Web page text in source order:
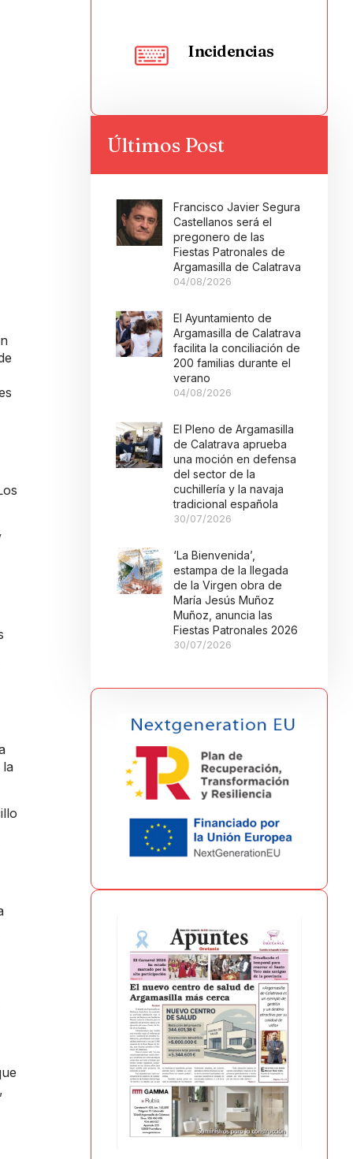
la
Incidencias
Últimos Post
Francisco Javier Segura
Castellanos será el
pregonero de las
Fiestas Patronales de
Argamasilla de Calatrava
04/08/2026
El Ayuntamiento de
Argamasilla de Calatrava
facilita la conciliación de
200 familias durante el
verano
04/08/2026
El Pleno de Argamasilla
de Calatrava aprueba
una moción en defensa
del sector de la
cuchillería y la navaja
tradicional española
30/07/2026
‘La Bienvenida’,
estampa de la llegada
de la Virgen obra de
María Jesús Muñoz
Muñoz, anuncia las
Fiestas Patronales 2026
30/07/2026